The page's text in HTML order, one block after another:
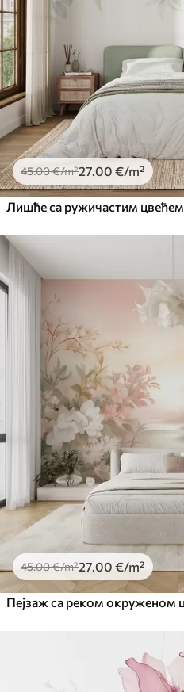
45.00€/m²27 .00 €/m²
Лишће са ружичастим цвећем
45.00€/m²27 .00 €/m²